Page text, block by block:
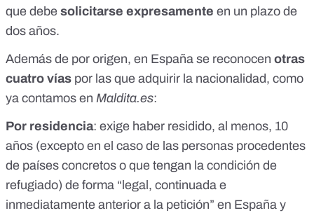
que debe solicitarse expresamente en un plazo de
dos años.
Además de por origen, en España se reconocen otras
cuatro vías por las que adquirir la nacionalidad, como
ya contamos en Maldita.es:
Por residencia: exige haber residido, al menos, 10
años (excepto en el caso de las personas procedentes
de países concretos o que tengan la condición de
refugiado) de forma “legal, continuada e
inmediatamente anterior a la petición” en España y